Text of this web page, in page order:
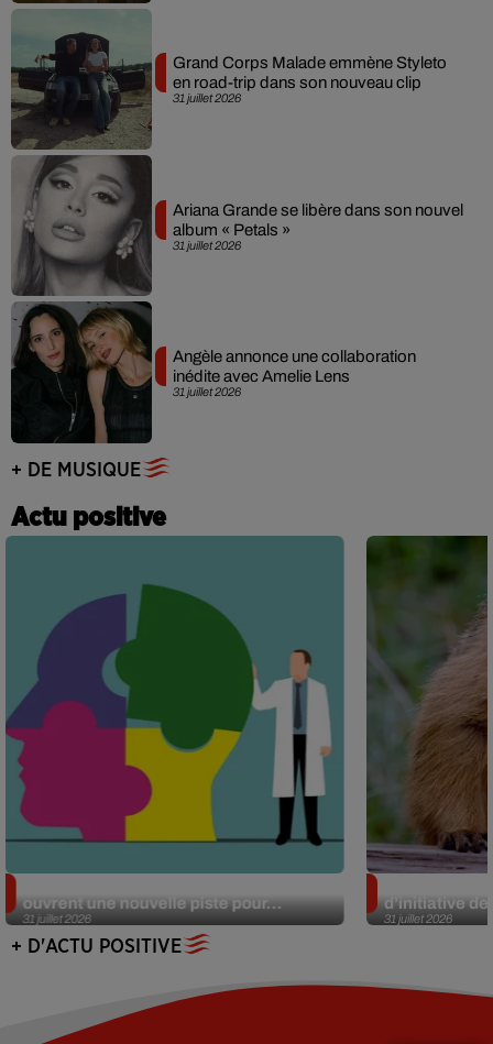
31 juillet 2026
Grand Corps Malade emmène Styleto
en road-trip dans son nouveau clip
31 juillet 2026
Ariana Grande se libère dans son nouvel
album « Petals »
31 juillet 2026
Angèle annonce une collaboration
inédite avec Amelie Lens
+ DE MUSIQUE
Actu positive
31 juillet 2026
ouvrent une nouvelle piste pour...
31 juillet 2026
d’initiative
+ D'ACTU POSITIVE